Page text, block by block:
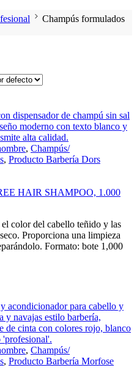
Champús formulados
, Champús/
, Producto Barbería Dors
HAIR SHAMPOO, 1.000
color del cabello teñido y las
Proporciona una limpieza
Formato: bote 1,000
, Champús/
, Producto Barbería Morfose